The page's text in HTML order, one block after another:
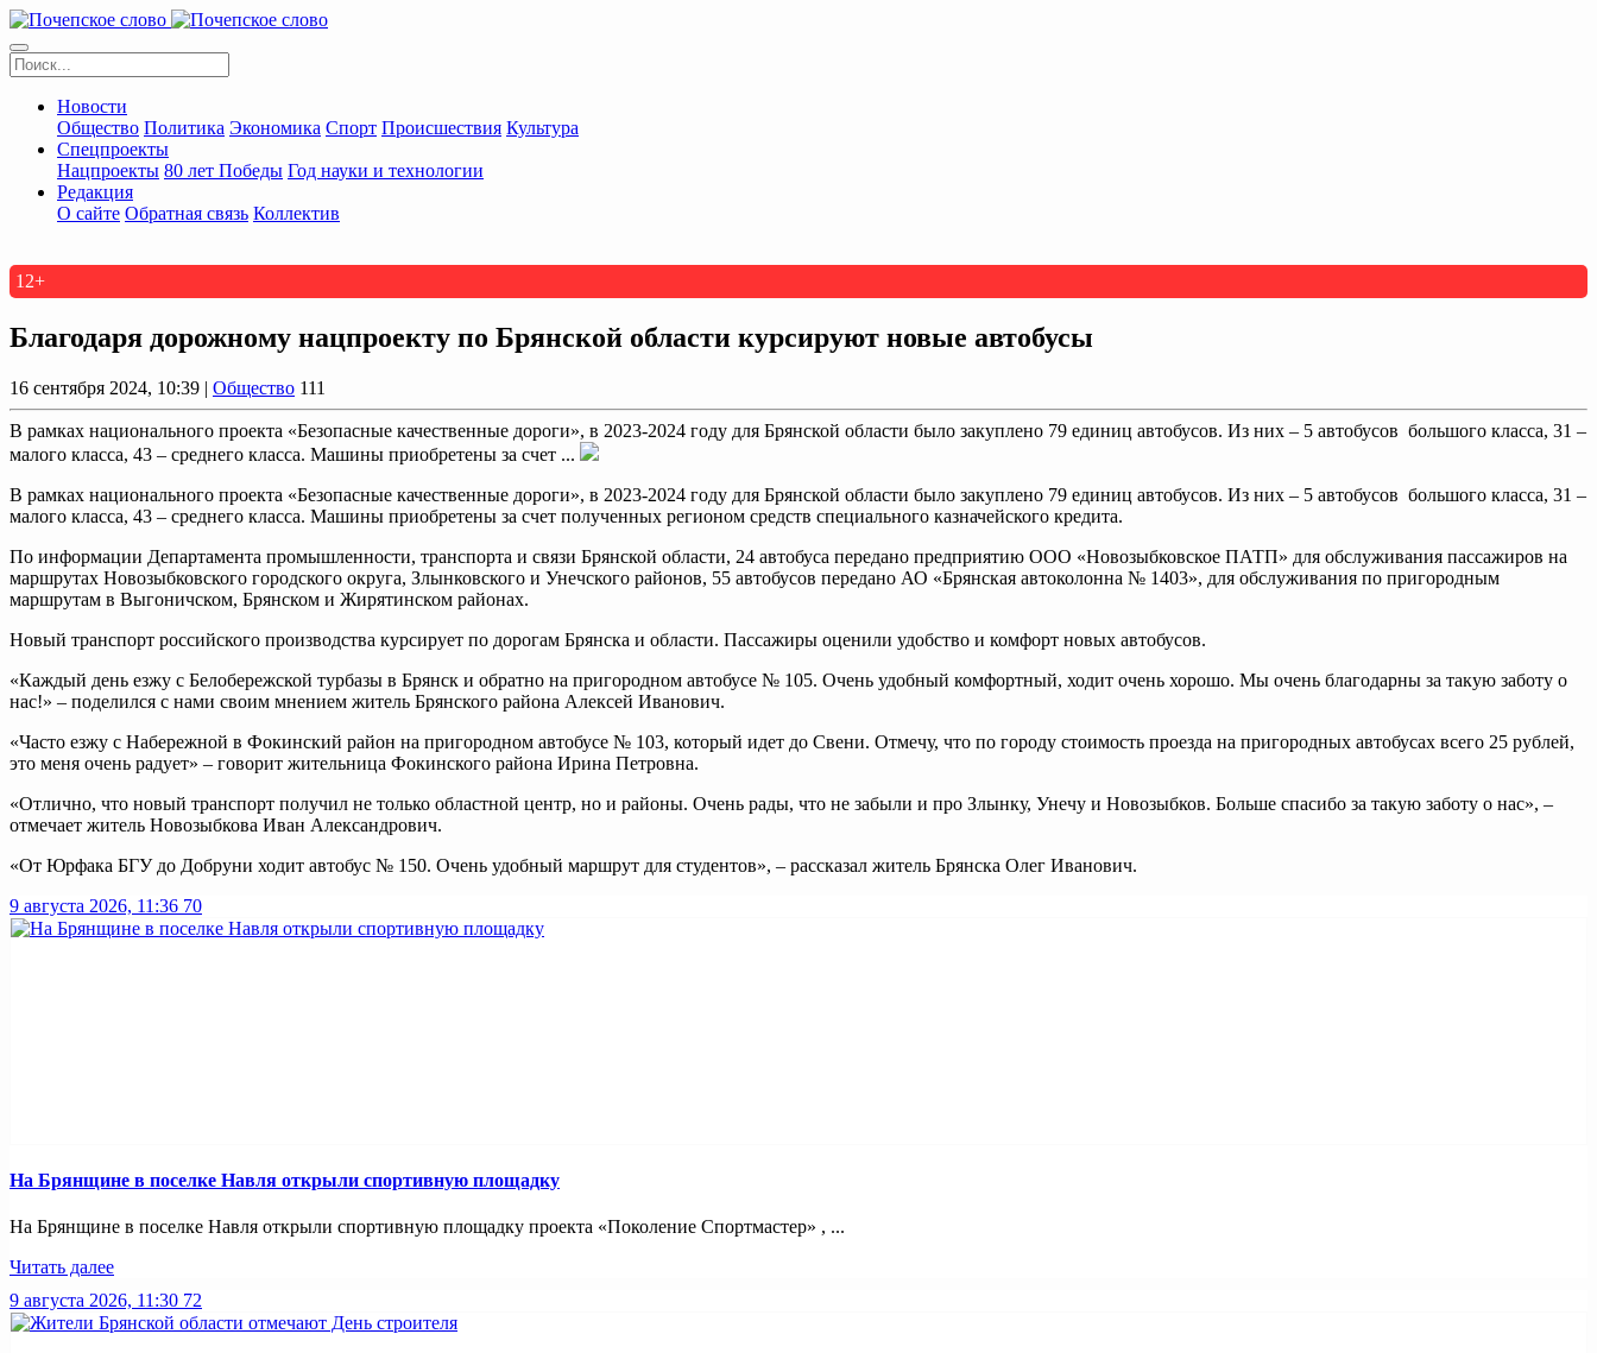
Новости
Общество Политика Экономика Спорт Происшествия Культура
Спецпроекты
Нацпроекты 80 лет Победы Год науки и технологии
Редакция
О сайте Обратная связь Коллектив
12+
Благодаря дорожному нацпроекту по Брянской области курсируют новые автобусы
16 сентября 2024, 10:39 | Общество 111
В рамках национального проекта «Безопасные качественные дороги», в 2023-2024 году для Брянской области было закуплено 79 единиц автобусов. Из них – 5 автобусов большого класса, 31 –
малого класса, 43 – среднего класса. Машины приобретены за счет ...
В рамках национального проекта «Безопасные качественные дороги», в 2023-2024 году для Брянской области было закуплено 79 единиц автобусов. Из них – 5 автобусов большого класса, 31 –
малого класса, 43 – среднего класса. Машины приобретены за счет полученных регионом средств специального казначейского кредита.
По информации Департамента промышленности, транспорта и связи Брянской области, 24 автобуса передано предприятию ООО «Новозыбковское ПАТП» для обслуживания пассажиров на
маршрутах Новозыбковского городского округа, Злынковского и Унечского районов, 55 автобусов передано АО «Брянская автоколонна № 1403», для обслуживания по пригородным
маршрутам в Выгоничском, Брянском и Жирятинском районах.
Новый транспорт российского производства курсирует по дорогам Брянска и области. Пассажиры оценили удобство и комфорт новых автобусов.
«Каждый день езжу с Белобережской турбазы в Брянск и обратно на пригородном автобусе № 105. Очень удобный комфортный, ходит очень хорошо. Мы очень благодарны за такую заботу о
нас!» – поделился с нами своим мнением житель Брянского района Алексей Иванович.
«Часто езжу с Набережной в Фокинский район на пригородном автобусе № 103, который идет до Свени. Отмечу, что по городу стоимость проезда на пригородных автобусах всего 25 рублей,
это меня очень радует» – говорит жительница Фокинского района Ирина Петровна.
«Отлично, что новый транспорт получил не только областной центр, но и районы. Очень рады, что не забыли и про Злынку, Унечу и Новозыбков. Больше спасибо за такую заботу о нас», –
отмечает житель Новозыбкова Иван Александрович.
«От Юрфака БГУ до Добруни ходит автобус № 150. Очень удобный маршрут для студентов», – рассказал житель Брянска Олег Иванович.
9 августа 2026, 11:36 70
На Брянщине в поселке Навля открыли спортивную площадку
На Брянщине в поселке Навля открыли спортивную площадку проекта «Поколение Спортмастер» , ...
Читать далее
9 августа 2026, 11:30 72